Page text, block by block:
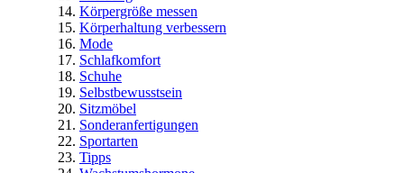
Körpergröße messen
Körperhaltung verbessern
Mode
Schlafkomfort
Schuhe
Selbstbewusstsein
Sitzmöbel
Sonderanfertigungen
Sportarten
Tipps